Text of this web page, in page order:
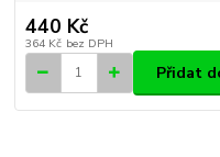
440 Kč
364 Kč bez DPH
Přidat